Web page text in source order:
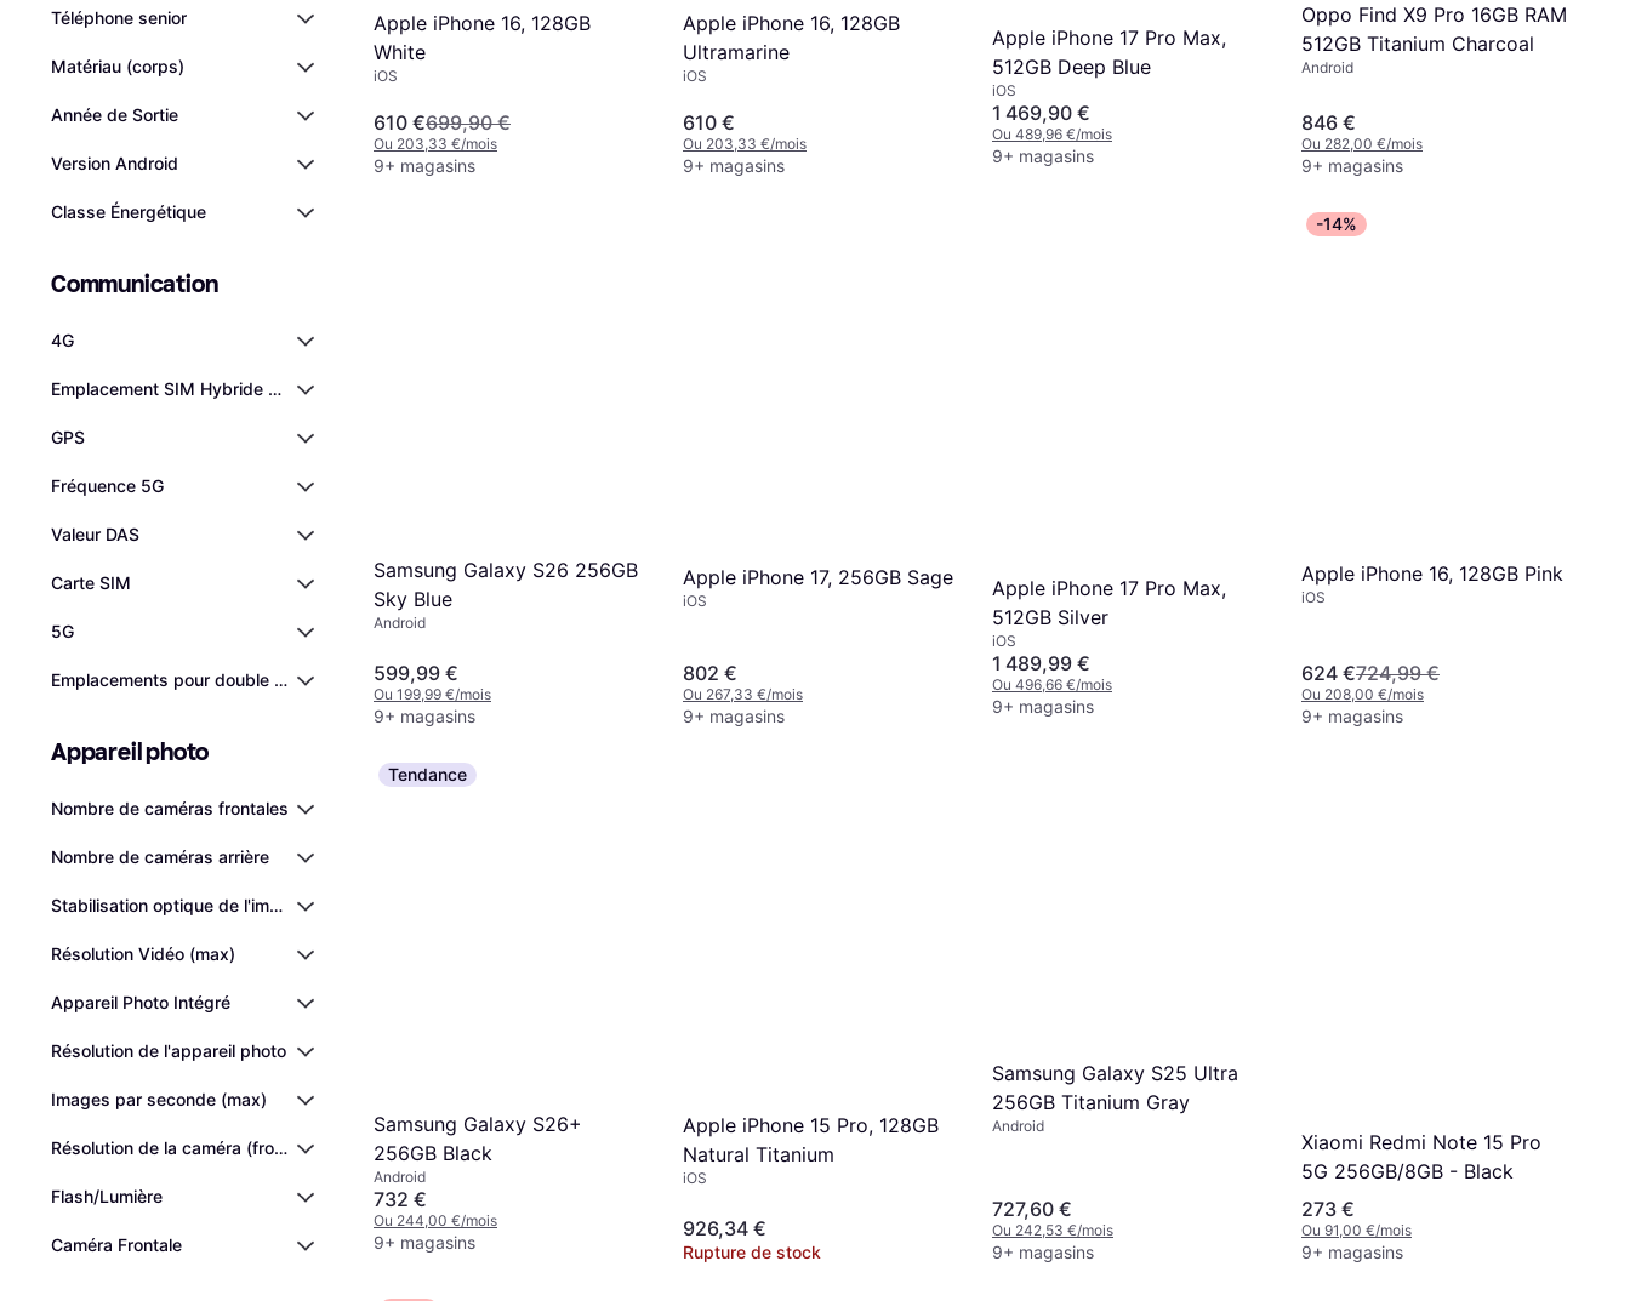
Téléphone senior
Matériau (corps)
Année de Sortie
Version Android
Classe Énergétique
Communication
4G
Emplacement SIM Hybride Double
GPS
Fréquence 5G
Valeur DAS
Carte SIM
5G
Emplacements pour double carte SIM
Appareil photo
Nombre de caméras frontales
Nombre de caméras arrière
Stabilisation optique de l'image (OIS)
Résolution Vidéo (max)
Appareil Photo Intégré
Résolution de l'appareil photo
Images par seconde (max)
Résolution de la caméra (frontale)
Flash/Lumière
Caméra Frontale
Apple iPhone 16, 128GB
White
iOS
610 €699,90 €
Ou 203,33 €/mois
9+ magasins
Apple iPhone 16, 128GB
Ultramarine
iOS
610 €
Ou 203,33 €/mois
9+ magasins
Apple iPhone 17 Pro Max,
512GB Deep Blue
iOS
1 469,90 €
Ou 489,96 €/mois
9+ magasins
Oppo Find X9 Pro 16GB RAM
512GB Titanium Charcoal
Android
846 €
Ou 282,00 €/mois
9+ magasins
Samsung Galaxy S26 256GB
Sky Blue
Android
599,99 €
Ou 199,99 €/mois
9+ magasins
Apple iPhone 17, 256GB Sage
iOS
802 €
Ou 267,33 €/mois
9+ magasins
Apple iPhone 17 Pro Max,
512GB Silver
iOS
1 489,99 €
Ou 496,66 €/mois
9+ magasins
-14%
Apple iPhone 16, 128GB Pink
iOS
624 €724,99 €
Ou 208,00 €/mois
9+ magasins
Tendance
Samsung Galaxy S26+
256GB Black
Android
732 €
Ou 244,00 €/mois
9+ magasins
Apple iPhone 15 Pro, 128GB
Natural Titanium
iOS
926,34 €
Rupture de stock
Samsung Galaxy S25 Ultra
256GB Titanium Gray
Android
727,60 €
Ou 242,53 €/mois
9+ magasins
Xiaomi Redmi Note 15 Pro
5G 256GB/8GB - Black
273 €
Ou 91,00 €/mois
9+ magasins